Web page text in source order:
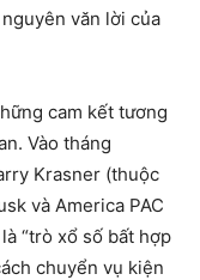
văn lời của
cam kết tương
Vào tháng
Krasner (thuộc
và America PAC
“trò xổ số bất hợp
chuyển vụ kiện